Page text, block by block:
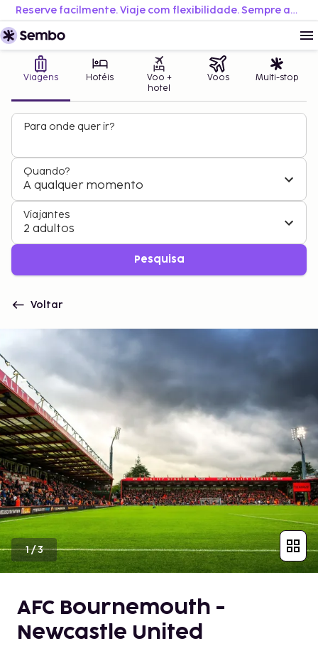
Reserve facilmente. Viaje com flexibilidade. Sempre ao melhor preço.
Viagens Hotéis
Voo +
hotel
Voos Multi-stop
Para onde quer ir?
Quando?
A qualquer momento
Viajantes
2 adultos
Pesquisa
Voltar
1/3
AFC Bournemouth -
Newcastle United